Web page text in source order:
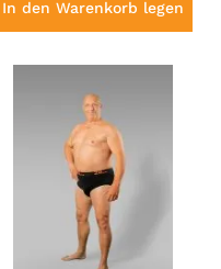
In den Warenkorb legen